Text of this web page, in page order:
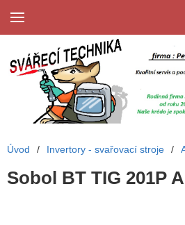
Úvod / Invertory - svařovací stroje /
Sobol BT TIG 201P